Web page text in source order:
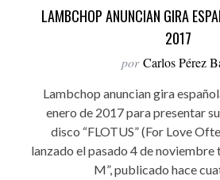
LAMBCHOP ANUNCIAN GIRA
2017
por Carlos Pérez
Lambchop anuncian gira
enero de 2017 para presentar
disco “FLOTUS” (For Love
lanzado el pasado 4 de noviembre
M”, publicado hace